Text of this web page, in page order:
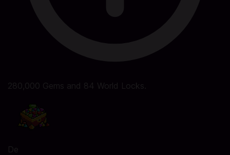
280,000 Gems and 84 World Locks.
De